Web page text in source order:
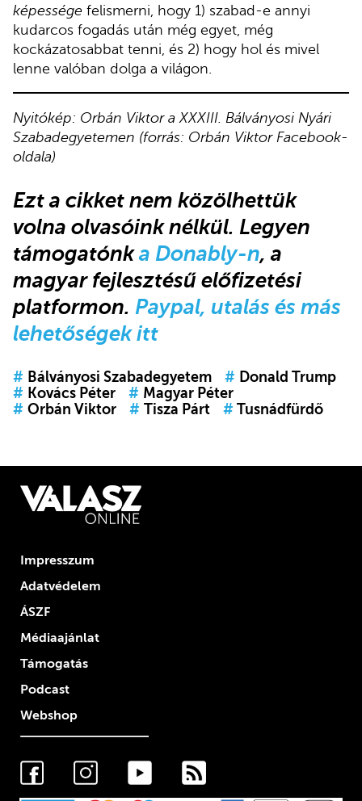
képessége felismerni, hogy 1) szabad-e annyi
kudarcos fogadás után még egyet, még
kockázatosabbat tenni, és 2) hogy hol és mivel
lenne valóban dolga a világon.
Nyitókép: Orbán Viktor a XXXIII. Bálványosi Nyári
Szabadegyetemen (forrás: Orbán Viktor Facebook-
oldala)
Ezt a cikket nem közölhettük
volna olvasóink nélkül. Legyen
támogatónka Donably-n, a
magyar fejlesztésű előfizetési
platformon. Paypal, utalás és más
lehetőségek itt
# Bálványosi Szabadegyetem # Donald Trump
# Kovács Péter # Magyar Péter
# Orbán Viktor # Tisza Párt # Tusnádfürdő
Impresszum
Adatvédelem
ÁSZF
Médiaajánlat
Támogatás
Podcast
Webshop